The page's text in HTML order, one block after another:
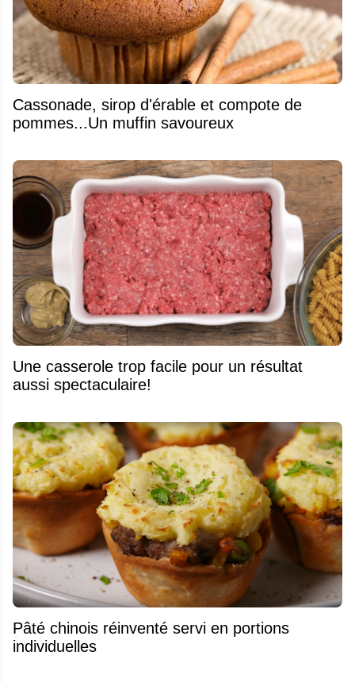
​Cassonade, sirop d'érable et compote de
pommes...Un muffin savoureux
Une casserole trop facile pour un résultat
aussi spectaculaire!
Pâté chinois réinventé servi en portions
individuelles